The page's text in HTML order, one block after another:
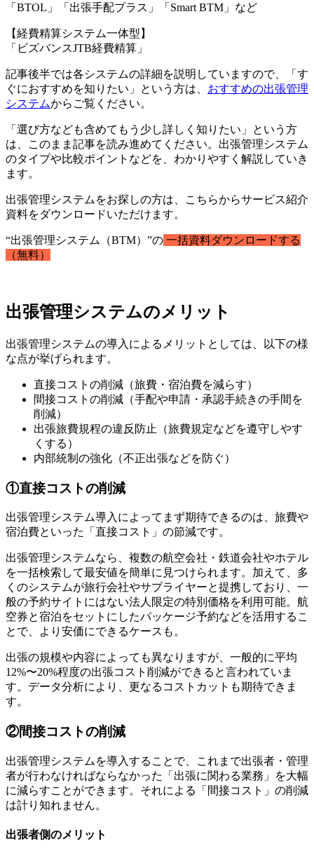
「BTOL」「出張手配プラス」「Smart BTM」など
【経費精算システム一体型】
「ビズバンスJTB経費精算」
記事後半では各システムの詳細を説明していますので、「す
ぐにおすすめを知りたい」という方は、 おすすめの出張管理
システムからご覧ください。
「選び方なども含めてもう少し詳しく知りたい」という方
は、このまま記事を読み進めてください。出張管理システム
のタイプや比較ポイントなどを、わかりやすく解説していき
ます。
出張管理システムをお探しの方は、こちらからサービス紹介
資料をダウンロードいただけます。
“出張管理システム（BTM）”の 一括資料ダウンロードする
（無料）
出張管理システムのメリット
出張管理システムの導入によるメリットとしては、以下の様
な点が挙げられます。
直接コストの削減（旅費・宿泊費を減らす）
間接コストの削減（手配や申請・承認手続きの手間を
削減）
出張旅費規程の違反防止（旅費規定などを遵守しやす
くする）
内部統制の強化（不正出張などを防ぐ）
①直接コストの削減
出張管理システム導入によってまず期待できるのは、旅費や
宿泊費といった「直接コスト」の節減です。
出張管理システムなら、複数の航空会社・鉄道会社やホテル
を一括検索して最安値を簡単に見つけられます。加えて、多
くのシステムが旅行会社やサプライヤーと提携しており、一
般の予約サイトにはない法人限定の特別価格を利用可能。航
空券と宿泊をセットにしたパッケージ予約などを活用するこ
とで、より安価にできるケースも。
出張の規模や内容によっても異なりますが、一般的に平均
12%〜20%程度の出張コスト削減ができると言われていま
す。データ分析により、更なるコストカットも期待できま
す。
②間接コストの削減
出張管理システムを導入することで、これまで出張者・管理
者が行わなければならなかった「出張に関わる業務」を大幅
に減らすことができます。それによる「間接コスト」の削減
は計り知れません。
出張者側のメリット